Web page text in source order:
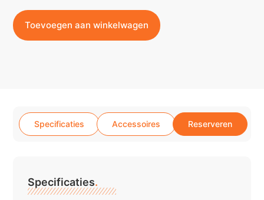
Toevoegen aan winkelwagen
Specificaties Accessoires Reserveren
Specificaties.